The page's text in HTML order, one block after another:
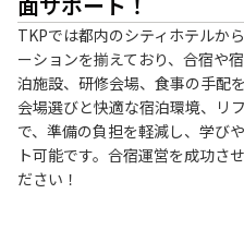
TKPでは都内のシティホテルか
ーションを揃えており、合宿や
泊施設、研修会場、食事の手配
会場選びと快適な宿泊環境、リ
で、準備の負担を軽減し、学び
ト可能です。合宿運営を成功さ
ださい！